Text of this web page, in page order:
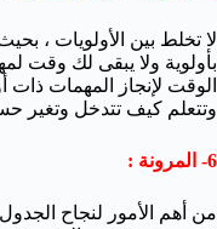
لا تخلط بين الأولويات ،
بأولوية ولا يبقى لك وقت
الوقت لإنجاز المهمات ذات
وتتعلم كيف تتدخل وتغير
6- المرونة :
من أهم الأمور لنجاح